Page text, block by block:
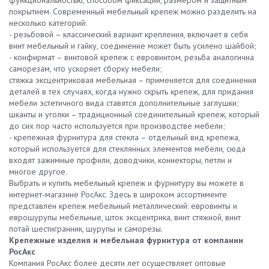
покрытием. Современный мебельный крепеж можно разделить на
несколько категорий:
- резьбовой – классический вариант крепления, включает в себя
винт мебельный и гайку, соединение может быть усилено шайбой;
- конфирмат – винтовой крепеж с евровинтом, резьба аналогична
саморезам, что ускоряет сборку мебели;
стяжка эксцентриковая мебельная – применяется для соединения
деталей в тех случаях, когда нужно скрыть крепеж, для придания
мебели эстетичного вида ставятся дополнительные заглушки;
шканты и уголки – традиционный соединительный крепеж, который
до сих пор часто используется при производстве мебели;
- крепежная фурнитура для стекла – отдельный вид крепежа,
который используется для стеклянных элементов мебели, сюда
входят зажимные профили, доводчики, коннекторы, петли и
многое другое.
Выбрать и купить мебельный крепеж и фурнитуру вы можете в
интернет-магазине РосАкс. Здесь в широком ассортименте
представлен крепеж мебельный металлический: евровинты и
еврошурупы мебельные, шток эксцентрика, винт стяжной, винт
потай шестигранник, шурупы и саморезы.
Крепежные изделия и мебельная фурнитура от компании
РосАкс
Компания РосАкс более десяти лет осуществляет оптовые